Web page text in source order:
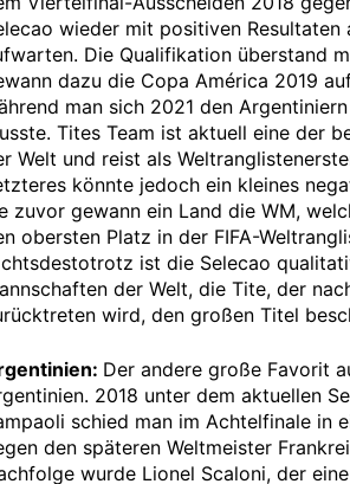
wieder mit positiven Resultaten
Die Qualifikation überstand
dazu die Copa América 2019
man sich 2021 den
Tites Team ist aktuell eine der
Welt und reist als
könnte jedoch ein kleines
zuvor gewann ein Land die WM,
obersten Platz in der FIFA-
ist die Selecao
der Welt, die Tite, der
wird, den großen Titel
Der andere große Favorit
2018 unter dem aktuellen
schied man im Achtelfinale in
den späteren Weltmeister
wurde Lionel Scaloni, der